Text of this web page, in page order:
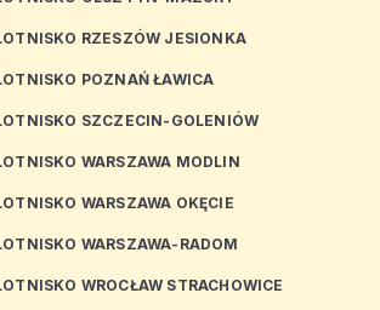
RZESZÓW JESIONKA
POZNAŃ ŁAWICA
SZCZECIN-GOLENIÓW
WARSZAWA MODLIN
WARSZAWA OKĘCIE
WARSZAWA-RADOM
WROCŁAW STRACHOWICE